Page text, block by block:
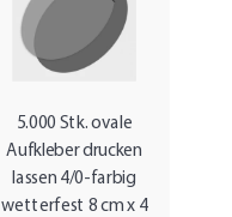
5.000 Stk. ovale
Aufkleber drucken
lassen 4/0-farbig
wetterfest 8 cm x 4